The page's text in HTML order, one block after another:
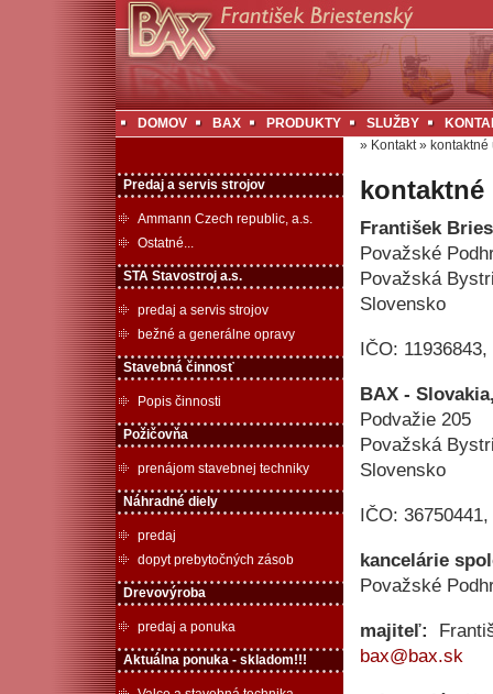
DOMOV BAX PRODUKTY SLUŽBY
Predaj a servis strojov
Ammann Czech republic, a.s.
Ostatné...
STA Stavostroj a.s.
predaj a servis strojov
bežné a generálne opravy
Stavebná činnosť
Popis činnosti
Požičovňa
prenájom stavebnej techniky
Náhradné diely
predaj
dopyt prebytočných zásob
Drevovýroba
predaj a ponuka
Aktuálna ponuka - skladom!!!
» Kontakt»
kontaktné
František
Považské
Považská
Slovensko
IČO:
BAX -
Podvažie 205
Považská
Slovensko
IČO:
kancelárie
Považské
majiteľ:
bax@bax.sk